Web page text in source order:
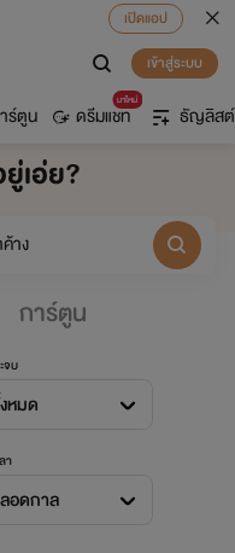
เปิดแอป
เข้าสู่ระบบ
ร์ตูน
มาใหม่
ดรีมแชท ธัญลิสต์
เอ่ย?
การ์ตูน
จบ
หมด
า
อดกาล